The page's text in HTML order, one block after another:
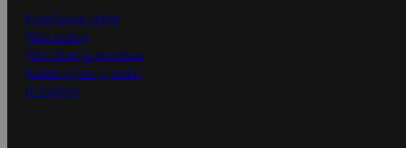
Ensitilaajan ohjeet
Näin maksat
Näin tilaat ja muokkaat
Kaikki ohjeet ja vinkit
In English